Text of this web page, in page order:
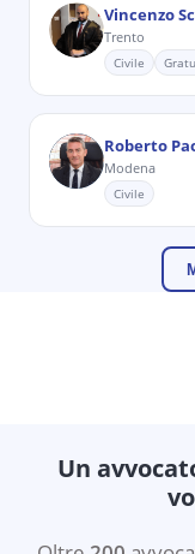
Vincenzo
Trento
Civile
Roberto
Modena
Civile
Un